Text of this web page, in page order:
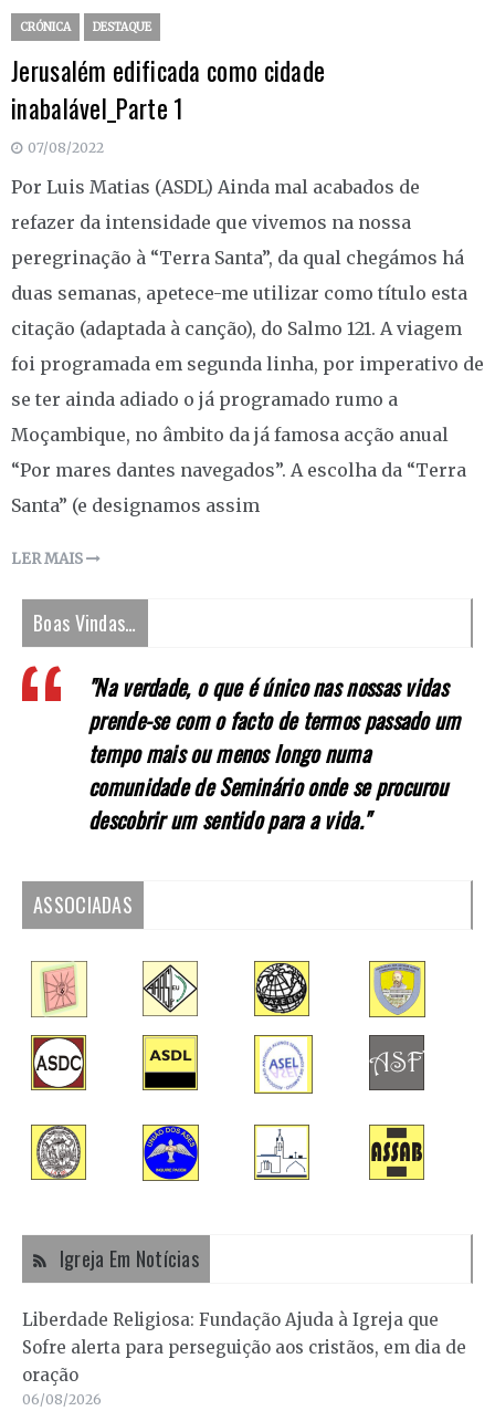
CRÓNICA DESTAQUE
Jerusalém edificada como cidade
inabalável_Parte 1
07/08/2022
Por Luis Matias (ASDL) Ainda mal acabados de
refazer da intensidade que vivemos na nossa
peregrinação à “Terra Santa”, da qual chegámos há
duas semanas, apetece-me utilizar como título esta
citação (adaptada à canção), do Salmo 121. A viagem
foi programada em segunda linha, por imperativo de
se ter ainda adiado o já programado rumo a
Moçambique, no âmbito da já famosa acção anual
“Por mares dantes navegados”. A escolha da “Terra
Santa” (e designamos assim
LER MAIS
Boas Vindas…
"Na verdade, o que é único nas nossas vidas
prende-se com o facto de termos passado um
tempo mais ou menos longo numa
comunidade de Seminário onde se procurou
descobrir um sentido para a vida."
ASSOCIADAS
Igreja Em Notícias
Liberdade Religiosa: Fundação Ajuda à Igreja que
Sofre alerta para perseguição aos cristãos, em dia de
oração
06/08/2026